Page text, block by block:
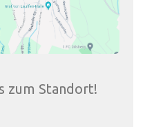
zum Standort!